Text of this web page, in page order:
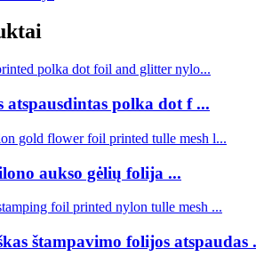
atspausdintas polka dot f ...
aukso gėlių folija ...
štampavimo folijos atspaudas